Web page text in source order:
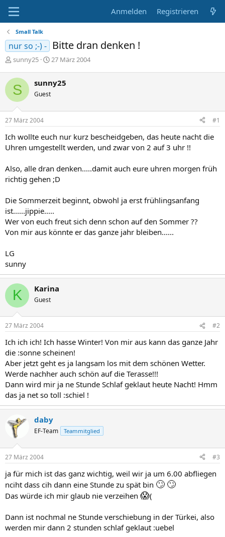
Anmelden Registrieren
Small Talk
nur so ;-) - Bitte dran denken !
E
s
t
e
l
l
e
sunny25
E
t
l
m
27 März 2004
S sunny25
Guest
27 März 2004 #1
Ich wollte euch nur kurz bescheidgeben, das heute nacht die
Uhren umgestellt werden, und zwar von 2 auf 3 uhr !!
Also, alle dran denken.....damit auch eure uhren morgen früh
richtig gehen ;D
Die Sommerzeit beginnt, obwohl ja erst frühlingsanfang
ist......jippie.....
Wer von euch freut sich denn schon auf den Sommer ??
Von mir aus könnte er das ganze jahr bleiben......
LG
sunny
K Karina
Guest
27 März 2004 #2
Ich ich ich! Ich hasse Winter! Von mir aus kann das ganze Jahr
die :sonne scheinen!
Aber jetzt geht es ja langsam los mit dem schönen Wetter.
Werde nachher auch schön auf die Terasse!!!
Dann wird mir ja ne Stunde Schlaf geklaut heute Nacht! Hmm
das ja net so toll :schiel !
daby
EF-Team Teammitglied
27 März 2004 #3
ja für mich ist das ganz wichtig, weil wir ja um 6.00 abfliegen
nciht dass cih dann eine Stunde zu spät bin 🙄 🙄
Das würde ich mir glaub nie verzeihen 😱(
Dann ist nochmal ne Stunde verschiebung in der Türkei, also
werden mir dann 2 stunden schlaf geklaut :uebel